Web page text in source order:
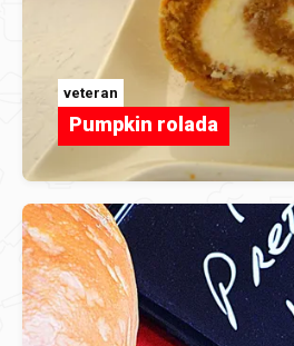
veteran
Pumpkin rolada